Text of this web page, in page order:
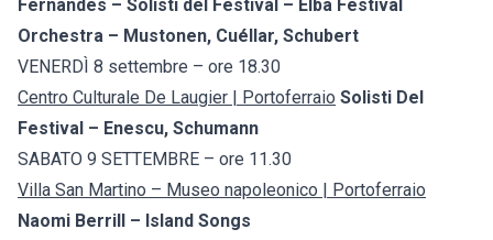
Fernandes – Solisti del Festival – Elba Festival
Orchestra – Mustonen, Cuéllar, Schubert
VENERDÌ 8 settembre – ore 18.30
Centro Culturale De Laugier | Portoferraio Solisti Del
Festival – Enescu, Schumann
SABATO 9 SETTEMBRE – ore 11.30
Villa San Martino – Museo napoleonico | Portoferraio
Naomi Berrill – Island Songs